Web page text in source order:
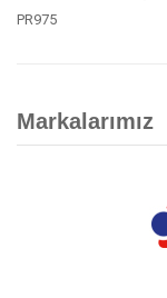
PR975
Markalarımız